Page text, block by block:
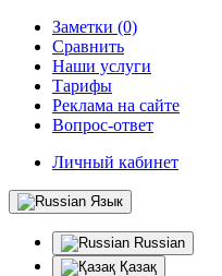
Заметки (0)
Сравнить
Наши услуги
Тарифы
Реклама на сайте
Вопрос-ответ
Личный кабинет
Язык
Russian
Қазақ